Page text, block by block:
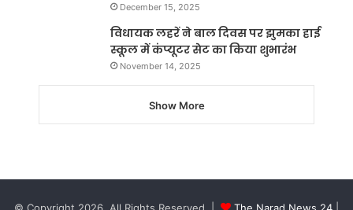
December 15, 2025
विधायक लहरें ने बाल दिवस पर झुमका हाई
स्कूल में कंप्यूटर सेट का किया शुभारंभ
November 14, 2025
Show More